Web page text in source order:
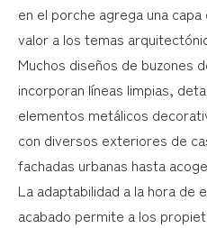
en el porche agrega una
valor a los temas
Muchos diseños de buzones
incorporan líneas limpias,
elementos metálicos
con diversos exteriores de
fachadas urbanas hasta
La adaptabilidad a la hora de
acabado permite a los